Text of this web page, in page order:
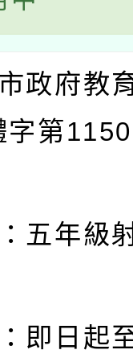
政府教
字第
五年級
即日起